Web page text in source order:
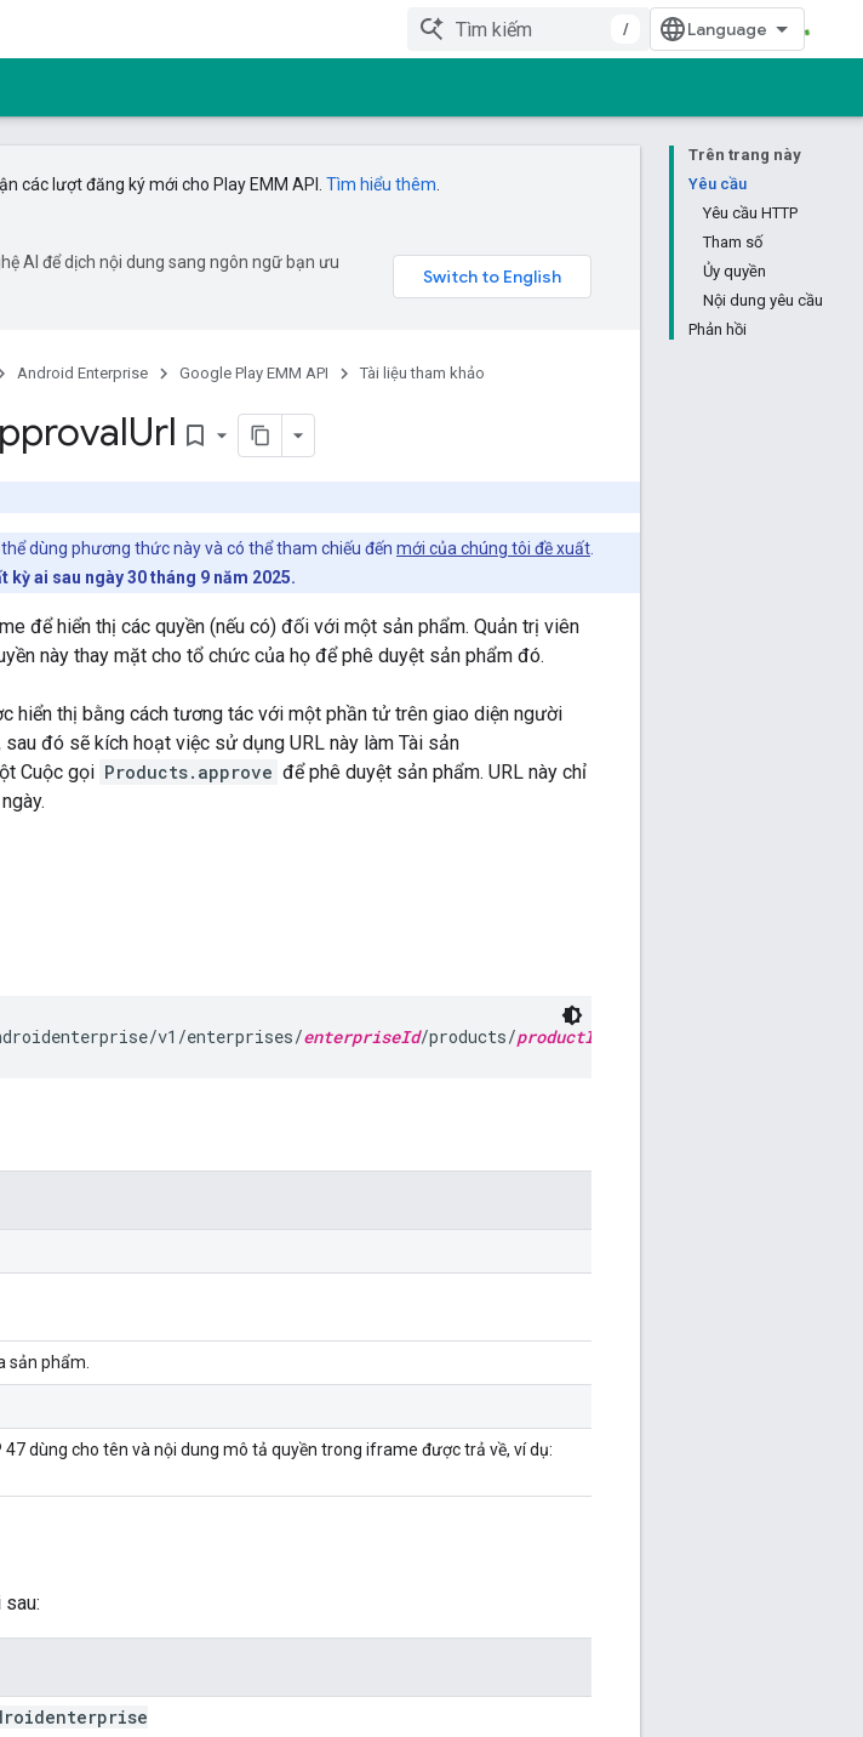
/
Trên trang này
Yêu cầu
Yêu cầu HTTP
Tham số
Ủy quyền
Nội dung yêu cầu
Phản hồi
các lượt đăng ký mới cho Play EMM API. Tìm hiểu thêm
AI để dịch nội dung sang ngôn ngữ bạn ưu
Android Enterprise Google Play EMM API Tài liệu tham khảo
Url bookmark_border
dùng phương thức này và có thể tham chiếu đến mới của chúng tôi đề xuất
ai sau ngày 30 tháng 9 năm 2025.
để hiển thị các quyền (nếu có) đối với một sản phẩm. Quản trị viên
này thay mặt cho tổ chức của họ để phê duyệt sản phẩm đó.
hiển thị bằng cách tương tác với một phần tử trên giao diện người
đó sẽ kích hoạt việc sử dụng URL này làm Tài sản
Cuộc gọi Products.approve để phê duyệt sản phẩm. URL này chỉ
v1/enterprises/enterpriseId/products/productId
sản phẩm.
47 dùng cho tên và nội dung mô tả quyền trong iframe được trả về, ví dụ: